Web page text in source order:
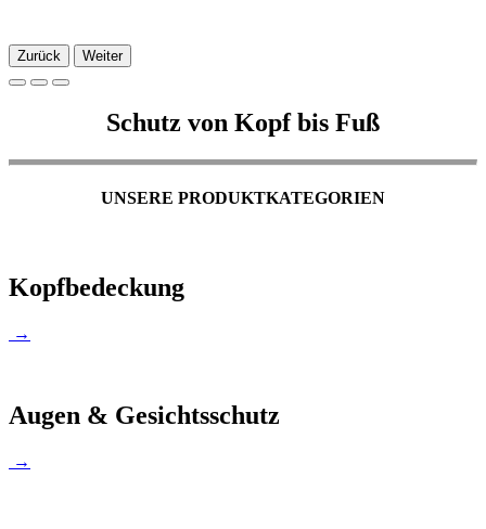
Zurück Weiter
Schutz von Kopf bis Fuß
UNSERE PRODUKTKATEGORIEN
Kopfbedeckung
→
Augen & Gesichtsschutz
→